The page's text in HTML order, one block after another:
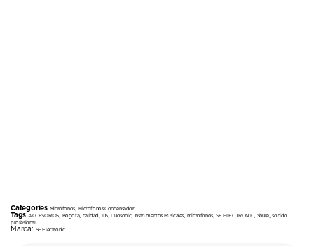
Categories Micrófonos,Micrófonos Condensador
Tags ACCESORIOS Bogotá, calidad DS,Duosonic, Instrumentos Musicales microfonos,SE ELECTRONIC, Shure,sonido
profesional
Marca: SE Electronic